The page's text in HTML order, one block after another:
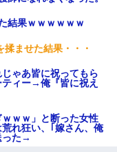
結果ｗｗｗｗｗｗ
ませた結果・・・
ゃあ皆に祝ってもら
ィー→俺『皆に祝え
ｗｗｗ」と断った女性
れ狂い、｢嫁さん、俺
った→